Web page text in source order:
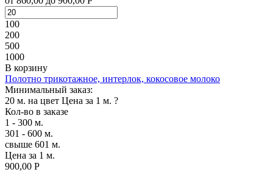
100
200
500
1000
В корзину
Полотно трикотажное, интерлок, кокосовое молоко
Минимальный заказ:
20 м. на цвет Цена за 1 м. ?
Кол-во в заказе
1 - 300 м.
301 - 600 м.
свыше 601 м.
Цена за 1 м.
900,00 Р